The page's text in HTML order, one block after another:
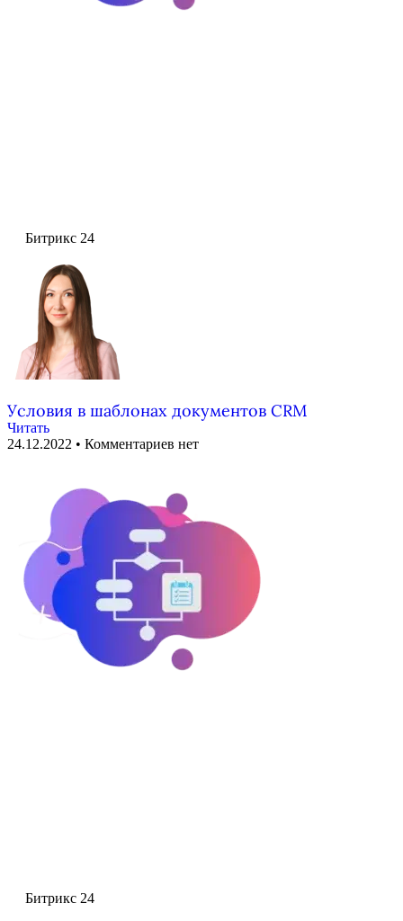
Битрикс 24
Условия в шаблонах документов CRM
Читать
24.12.2022
Комментариев нет
Битрикс 24